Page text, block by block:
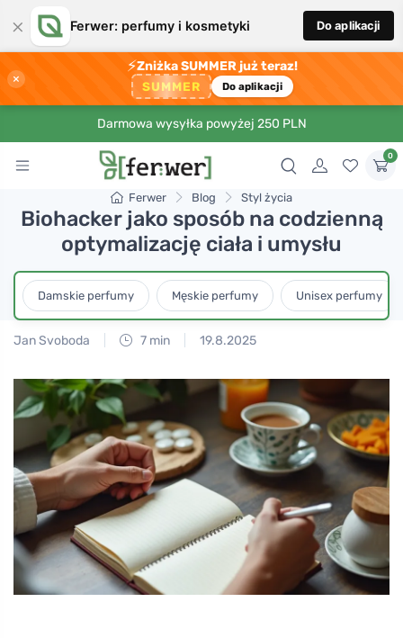
× Ferwer: perfumy i kosmetyki Do aplikacji
×
⚡Zniżka SUMMER już teraz!
SUMMER Do aplikacji
Darmowa wysyłka powyżej 250 PLN
0
Ferwer Blog Styl życia
Biohacker jako sposób na codzienną
optymalizację ciała i umysłu
Damskie perfumy Męskie perfumy Unisex perfumy
Jan Svoboda 7 min 19.8.2025